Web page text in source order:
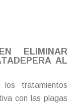
ELIMINAR
AL
tratamientos
con las plagas